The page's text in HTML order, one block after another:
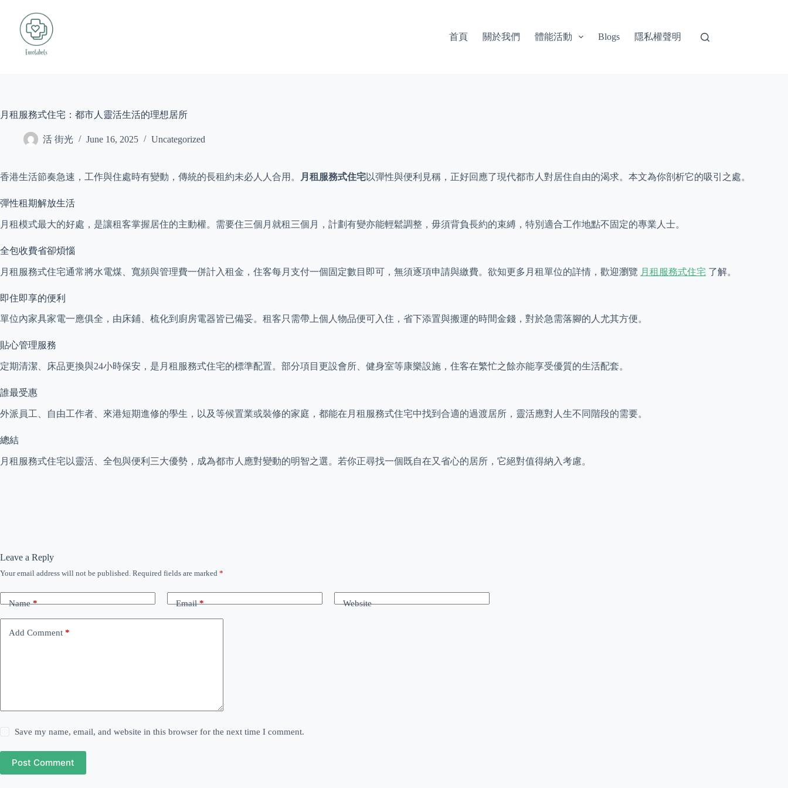
content
首頁
關於我們 體能活動 Blogs 隱私權聲明
月租服務式住宅：都市人靈活生活的理想居所
活 街光 June 16, 2025 Uncategorized
香港生活節奏急速，工作與住處時有變動，傳統的長租約未必人人合用。 月租服務式住宅以彈性與便利見稱，正好回應了現代都市人對居住自由的渴求。本文為你剖析它的吸引之處。
彈性租期解放生活
月租模式最大的好處，是讓租客掌握居住的主動權。需要住三個月就租三個月，計劃有變亦能輕鬆調整，毋須背負長約的束縛，特別適合工作地點不固定的專業人士。
全包收費省卻煩惱
月租服務式住宅通常將水電煤、寬頻與管理費一併計入租金，住客每月支付一個固定數目即可，無須逐項申請與繳費。欲知更多月租單位的詳情，歡迎瀏覽 月租服務式住宅 了解。
即住即享的便利
單位內家具家電一應俱全，由床鋪、梳化到廚房電器皆已備妥。租客只需帶上個人物品便可入住，省下添置與搬運的時間金錢，對於急需落腳的人尤其方便。
貼心管理服務
定期清潔、床品更換與24小時保安，是月租服務式住宅的標準配置。部分項目更設會所、健身室等康樂設施，住客在繁忙之餘亦能享受優質的生活配套。
誰最受惠
外派員工、自由工作者、來港短期進修的學生，以及等候置業或裝修的家庭，都能在月租服務式住宅中找到合適的過渡居所，靈活應對人生不同階段的需要。
總結
月租服務式住宅以靈活、全包與便利三大優勢，成為都市人應對變動的明智之選。若你正尋找一個既自在又省心的居所，它絕對值得納入考慮。
Leave a Reply
Your email address will not be published. Required fields are marked *
Name* Email* Website
Add Comment *
Save my name, email, and website in this browser for the next time I comment.
Post Comment